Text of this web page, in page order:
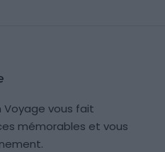
Voyage vous fait
mémorables et vous